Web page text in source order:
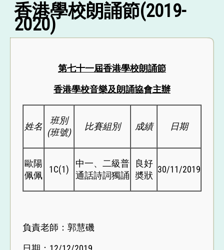
香港學校朗誦節(2019-
2020)
第七十一屆香港學校朗誦節
香港學校音樂及朗誦協會主辦
姓名
班別
(班號)
比賽組別 成績 日期
歐陽
佩佩
1C(1)
中一、二級普
通話詩詞獨誦
良好
奬狀
30/11/2019
負責老師：郭慧磯